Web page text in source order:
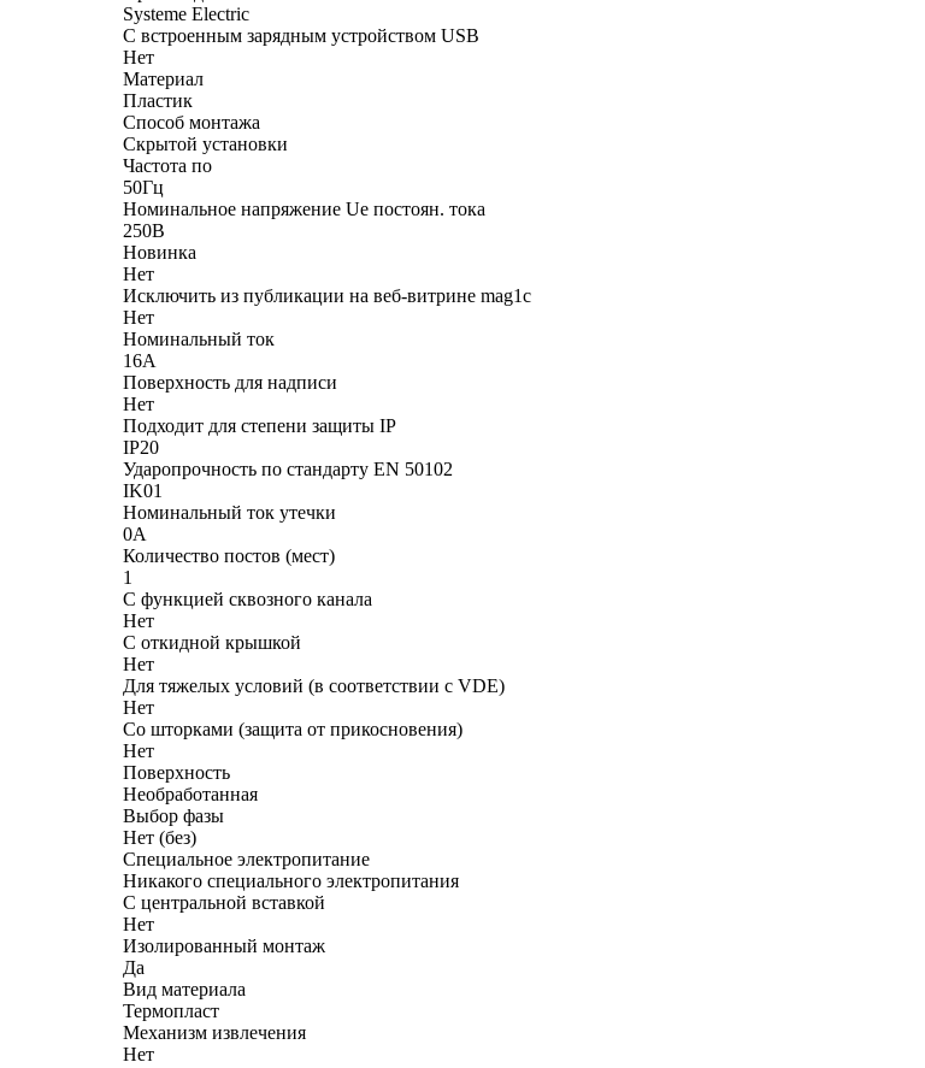
Systeme Electric
С встроенным зарядным устройством USB
Нет
Материал
Пластик
Способ монтажа
Скрытой установки
Частота по
50Гц
Номинальное напряжение Ue постоян. тока
250В
Новинка
Нет
Исключить из публикации на веб-витрине mag1c
Нет
Номинальный ток
16А
Поверхность для надписи
Нет
Подходит для степени защиты IP
IP20
Ударопрочность по стандарту EN 50102
IK01
Номинальный ток утечки
0А
Количество постов (мест)
1
С функцией сквозного канала
Нет
С откидной крышкой
Нет
Для тяжелых условий (в соответствии с VDE)
Нет
Со шторками (защита от прикосновения)
Нет
Поверхность
Необработанная
Выбор фазы
Нет (без)
Cпециальное электропитание
Никакого специального электропитания
С центральной вставкой
Нет
Изолированный монтаж
Да
Вид материала
Термопласт
Механизм извлечения
Нет